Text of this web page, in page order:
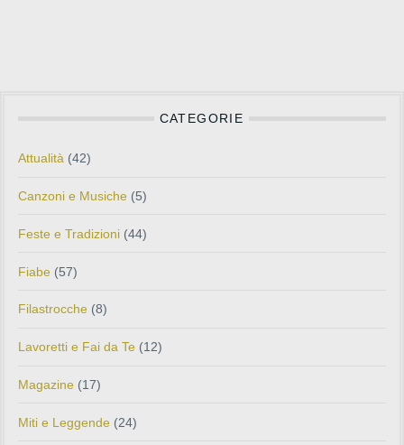
CATEGORIE
Attualità (42)
Canzoni e Musiche (5)
Feste e Tradizioni (44)
Fiabe (57)
Filastrocche (8)
Lavoretti e Fai da Te (12)
Magazine (17)
Miti e Leggende (24)